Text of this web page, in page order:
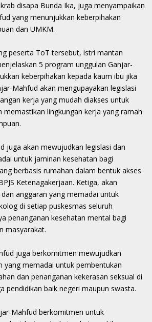
disapa Bunda Ika, juga menyampaikan
yang menunjukkan keberpihakan
dan UMKM.
peserta ToT tersebut, istri mantan
5 program unggulan Ganjar-
keberpihakan kepada kaum ibu jika
Mahfud akan mengupayakan legislasi
kerja yang mudah diakses untuk
memastikan lingkungan kerja yang ramah
juga akan mewujudkan legislasi dan
untuk jaminan kesehatan bagi
berbasis rumahan dalam bentuk akses
Ketenagakerjaan. Ketiga, akan
anggaran yang memadai untuk
di setiap puskesmas seluruh
penanganan kesehatan mental bagi
masyarakat.
juga berkomitmen mewujudkan
yang memadai untuk pembentukan
dan penanganan kekerasan seksual di
pendidikan baik negeri maupun swasta.
Mahfud berkomitmen untuk